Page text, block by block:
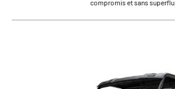
compromis et sans superflu.